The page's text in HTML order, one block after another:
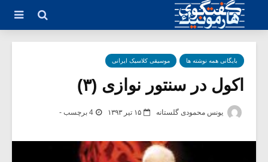
بایگانی همه نوشته ها موسیقی کلاسیک ایرانی
اکول در سنتور نوازی (۳)
یونس محمودی گلستانه ۱۵ تیر ۱۳۹۳ 4 برچسب -